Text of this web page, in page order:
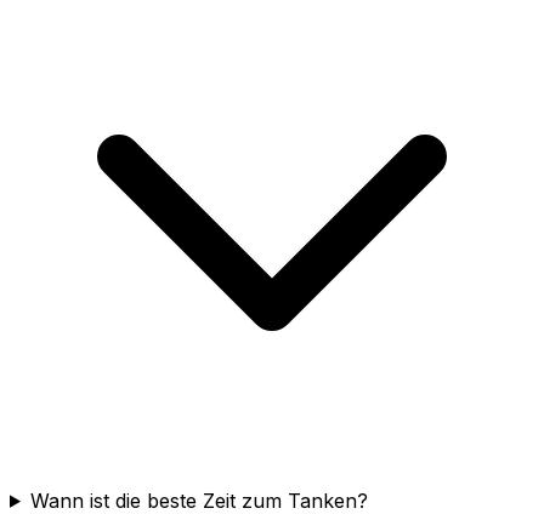
Wann ist die beste Zeit zum Tanken?